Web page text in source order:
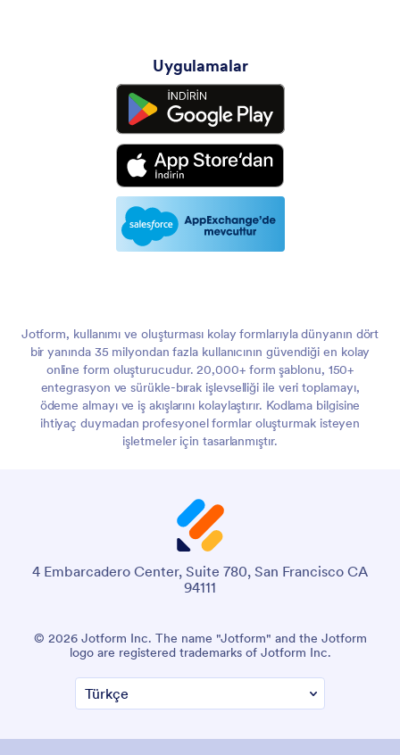
Uygulamalar
Jotform, kullanımı ve oluşturması kolay formlarıyla dünyanın dört
bir yanında 35 milyondan fazla kullanıcının güvendiği en kolay
online form oluşturucudur. 20,000+ form şablonu, 150+
entegrasyon ve sürükle-bırak işlevselliği ile veri toplamayı,
ödeme almayı ve iş akışlarını kolaylaştırır. Kodlama bilgisine
ihtiyaç duymadan profesyonel formlar oluşturmak isteyen
işletmeler için tasarlanmıştır.
4 Embarcadero Center, Suite 780, San Francisco CA
94111
© 2026 Jotform Inc. The name "Jotform" and the Jotform
logo are registered trademarks of Jotform Inc.